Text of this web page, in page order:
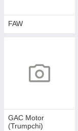
FAW
GAC Motor
(Trumpchi)